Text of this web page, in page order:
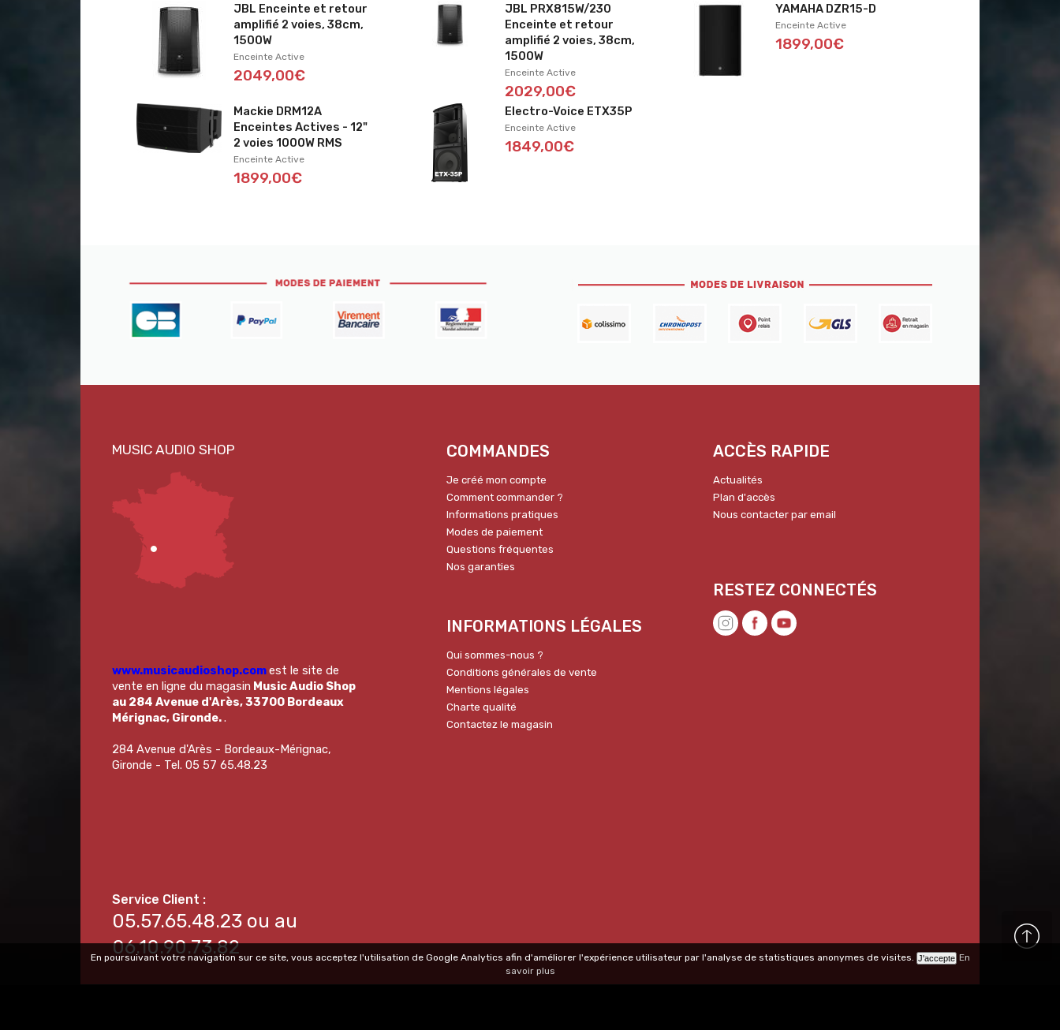
JBL Enceinte et retour
amplifié 2 voies, 38cm,
1500W
Enceinte Active
2049,00€
JBL PRX815W/230
Enceinte et retour
amplifié 2 voies, 38cm,
1500W
Enceinte Active
2029,00€
YAMAHA DZR15-D
Enceinte Active
1899,00€
Mackie DRM12A
Enceintes Actives - 12"
2 voies 1000W RMS
Enceinte Active
1899,00€
Electro-Voice ETX35P
Enceinte Active
1849,00€
www.musicaudioshop.comest le site de
vente en ligne du magasin Music Audio Shop
au 284 Avenue d'Arès, 33700 Bordeaux
Mérignac, Gironde..
284 Avenue d'Arès - Bordeaux-Mérignac,
Gironde - Tel. 05 57 65.48.23
05.57.65.48.23 ou au
06.10.90.73.82
COMMANDES
Je créé mon compte
Comment commander ?
Informations pratiques
Modes de paiement
Questions fréquentes
Nos garanties
INFORMATIONS LÉGALES
Qui sommes-nous ?
Conditions générales de vente
Mentions légales
Charte qualité
Contactez le magasin
ACCÈS RAPIDE
Actualités
Plan d'accès
Nous contacter par email
En poursuivant votre navigation sur ce site, vous acceptez l'utilisation de Google Analytics afin d'améliorer l'expérience utilisateur par l'analyse de statistiques anonymes de visites.
En
savoir plus